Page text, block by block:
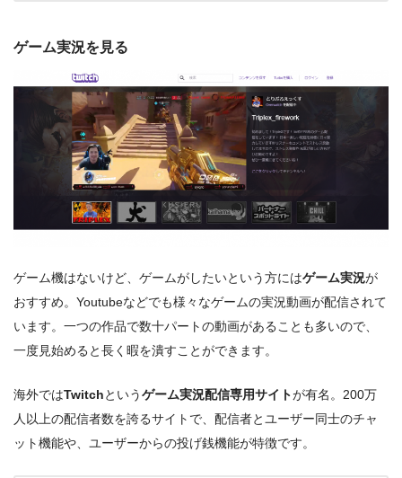
ゲーム実況を見る
ゲーム機はないけど、ゲームがしたいという方にはゲーム実況が
おすすめ。Youtubeなどでも様々なゲームの実況動画が配信されて
います。一つの作品で数十パートの動画があることも多いので、
一度見始めると長く暇を潰すことができます。
海外ではTwitchというゲーム実況配信専用サイトが有名。200万
人以上の配信者数を誇るサイトで、配信者とユーザー同士のチャ
ット機能や、ユーザーからの投げ銭機能が特徴です。